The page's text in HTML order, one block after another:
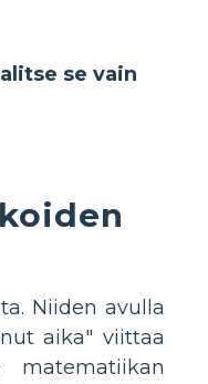
se vain
Niiden avulla
aika" viittaa